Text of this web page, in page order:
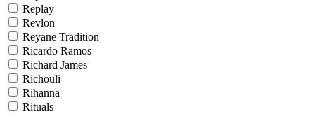
Replay
Revlon
Reyane Tradition
Ricardo Ramos
Richard James
Richouli
Rihanna
Rituals